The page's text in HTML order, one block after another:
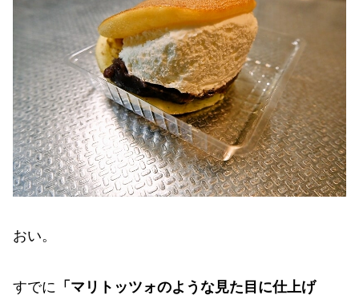
おい。
すでに 「マリトッツォのような見た目に仕上げ